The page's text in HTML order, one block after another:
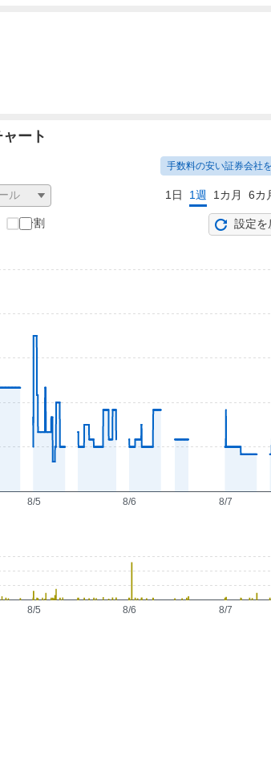
ート
手数料の安い証券会社
1日 1週 1カ月 6カ
分割 設定を
8/5 8/6 8/7
8/5 8/6 8/7